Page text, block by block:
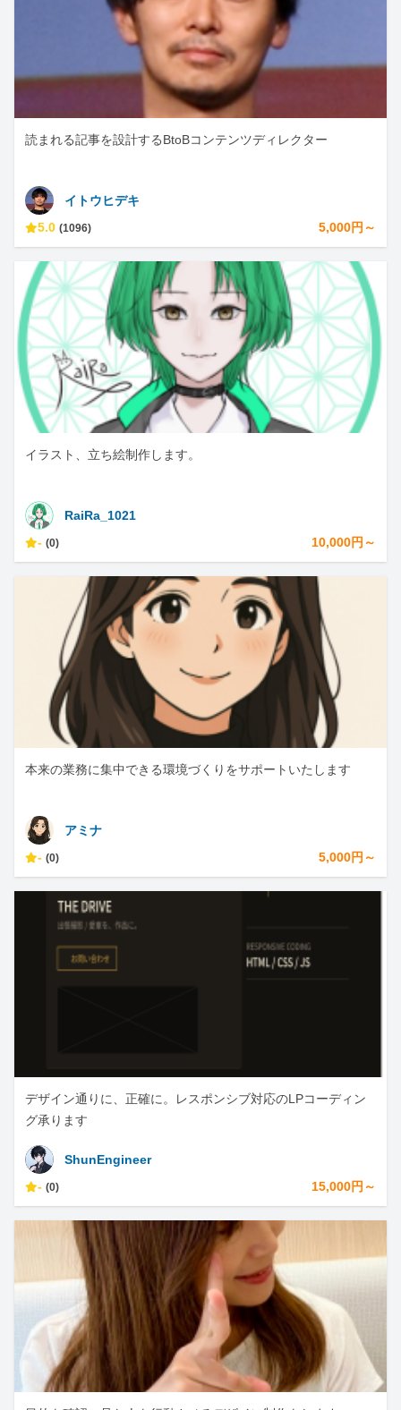
読まれる記事を設計するBtoBコンテンツディレクター
イトウヒデキ
5.0 (1096) 5,000円～
イラスト、立ち絵制作します。
RaiRa_1021
- (0) 10,000円～
本来の業務に集中できる環境づくりをサポートいたします
アミナ
- (0) 5,000円～
デザイン通りに、正確に。レスポンシブ対応のLPコーディン
グ承ります
ShunEngineer
- (0) 15,000円～